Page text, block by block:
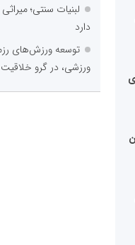
لبنیات سنتی؛
دارد
توسعه ورزش‌های
ورزشی، در گرو